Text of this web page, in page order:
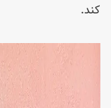
کند.